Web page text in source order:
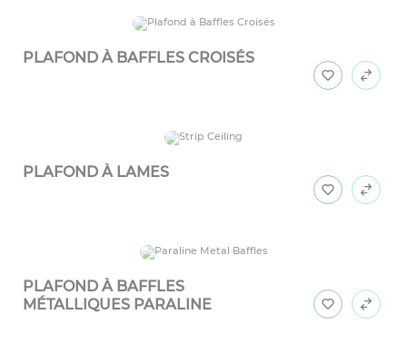
PLAFOND À BAFFLES CROISÉS
PLAFOND À LAMES
PLAFOND À BAFFLES
MÉTALLIQUES PARALINE